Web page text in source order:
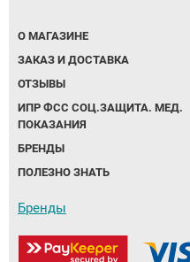
О МАГАЗИНЕ
ЗАКАЗ И ДОСТАВКА
ОТЗЫВЫ
ИПР ФСС СОЦ.ЗАЩИТА. МЕД.
ПОКАЗАНИЯ
БРЕНДЫ
ПОЛЕЗНО ЗНАТЬ
Бренды